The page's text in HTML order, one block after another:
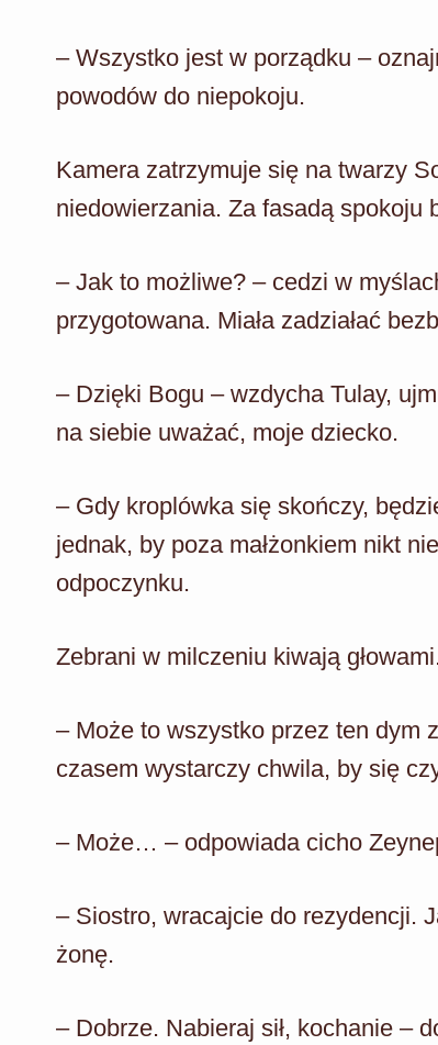
– Wszystko jest w porządku –
powodów do niepokoju.
Kamera zatrzymuje się na twarzy
niedowierzania. Za fasadą spokoju
– Jak to możliwe? – cedzi w
przygotowana. Miała zadziałać
– Dzięki Bogu – wzdycha Tulay,
na siebie uważać, moje dziecko.
– Gdy kroplówka się skończy,
jednak, by poza małżonkiem nikt
odpoczynku.
Zebrani w milczeniu kiwają
– Może to wszystko przez ten dym
czasem wystarczy chwila, by się
– Może… – odpowiada cicho
– Siostro, wracajcie do rezydencji.
żonę.
– Dobrze. Nabieraj sił, kochanie –